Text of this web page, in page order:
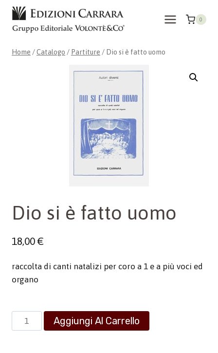
Salta
contenuto
0
Home /Catalogo / Partiture / Dio si è fatto uomo
Dio si è fatto uomo
18,00€
raccolta di canti natalizi per coro a 1 e a più voci ed
organo
si
Aggiungi Al Carrello